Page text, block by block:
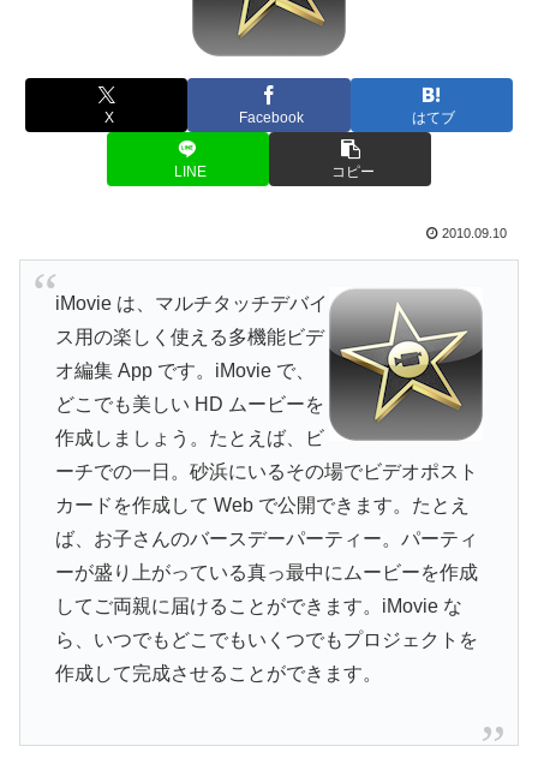
X Facebook はてブ
LINE コピー
2010.09.10
iMovie は、マルチタッチデバイ
ス用の楽しく使える多機能ビデ
オ編集 App です。iMovie で、
どこでも美しい HD ムービーを
作成しましょう。たとえば、ビ
ーチでの一日。砂浜にいるその場でビデオポスト
カードを作成して Web で公開できます。たとえ
ば、お子さんのバースデーパーティー。パーティ
ーが盛り上がっている真っ最中にムービーを作成
してご両親に届けることができます。iMovie な
ら、いつでもどこでもいくつでもプロジェクトを
作成して完成させることができます。